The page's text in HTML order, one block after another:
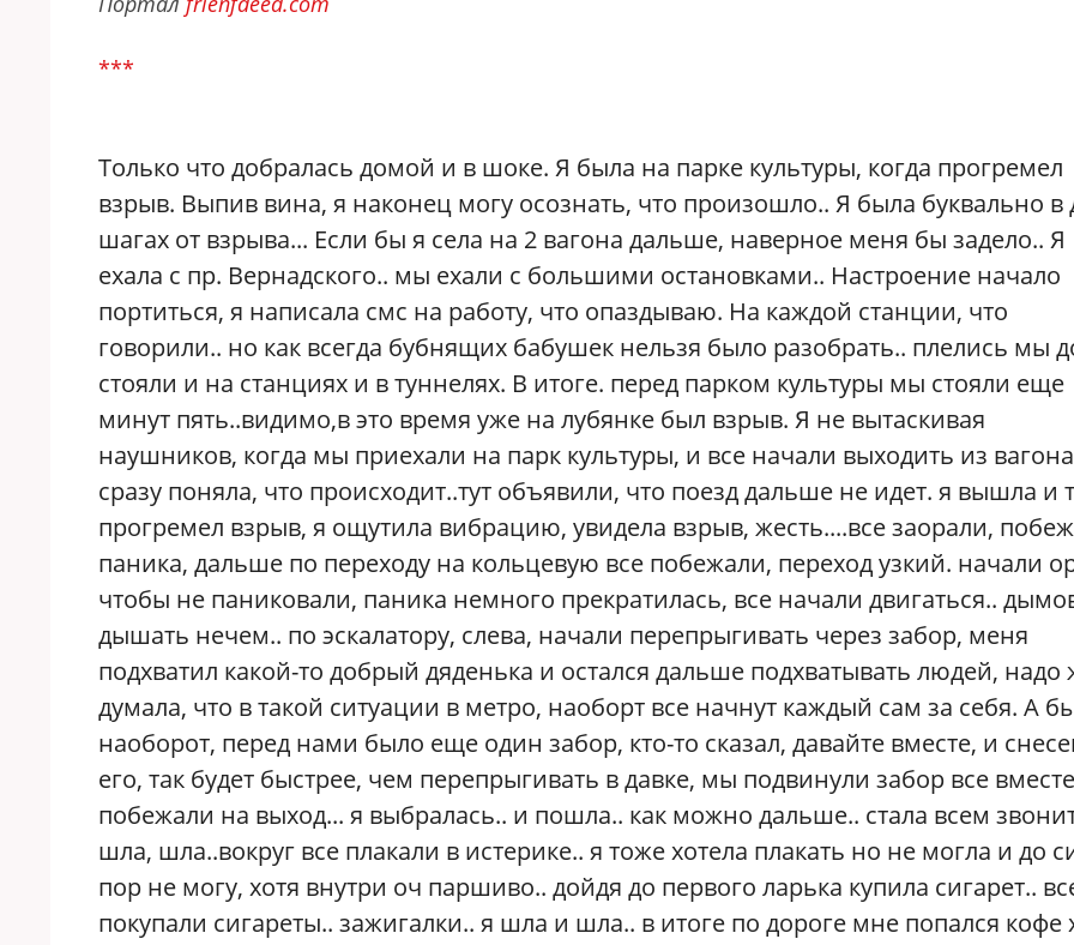
***
Только что добралась домой и в шоке. Я была на парке культуры, когда прогремел
взрыв. Выпив вина, я наконец могу осознать, что произошло.. Я была буквально в
шагах от взрыва... Если бы я села на 2 вагона дальше, наверное меня бы задело.. Я
ехала с пр. Вернадского.. мы ехали с большими остановками.. Настроение начало
портиться, я написала смс на работу, что опаздываю. На каждой станции, что
говорили.. но как всегда бубнящих бабушек нельзя было разобрать.. плелись мы
стояли и на станциях и в туннелях. В итоге. перед парком культуры мы стояли еще
минут пять..видимо,в это время уже на лубянке был взрыв. Я не вытаскивая
наушников, когда мы приехали на парк культуры, и все начали выходить из
сразу поняла, что происходит..тут объявили, что поезд дальше не идет. я вышла и
прогремел взрыв, я ощутила вибрацию, увидела взрыв, жесть....все заорали,
паника, дальше по переходу на кольцевую все побежали, переход узкий. начали
чтобы не паниковали, паника немного прекратилась, все начали двигаться..
дышать нечем.. по эскалатору, слева, начали перепрыгивать через забор, меня
подхватил какой-то добрый дяденька и остался дальше подхватывать людей, надо
думала, что в такой ситуации в метро, наоборт все начнут каждый сам за себя. А
наоборот, перед нами было еще один забор, кто-то сказал, давайте вместе, и
его, так будет быстрее, чем перепрыгивать в давке, мы подвинули забор все
побежали на выход... я выбралась.. и пошла.. как можно дальше.. стала всем
шла, шла..вокруг все плакали в истерике.. я тоже хотела плакать но не могла и до
пор не могу, хотя внутри оч паршиво.. дойдя до первого ларька купила сигарет..
покупали сигареты.. зажигалки.. я шла и шла.. в итоге по дороге мне попался кофе